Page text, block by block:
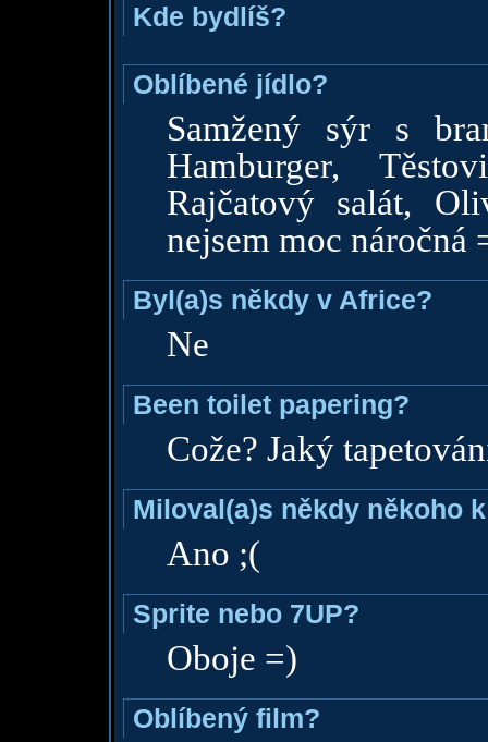
Kde bydlíš?
Oblíbené jídlo?
Samžený sýr s
Hamburger,
Rajčatový salát,
nejsem moc náročná
Byl(a)s někdy v Africe?
Ne
Been toilet papering?
Cože? Jaký
Miloval(a)s někdy někoho
Ano ;(
Sprite nebo 7UP?
Oboje =)
Oblíbený film?